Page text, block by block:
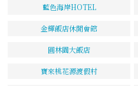
藍色海岸HOTEL
金輝飯店休閒會館
圓林園大飯店
寶來桃花源渡假村